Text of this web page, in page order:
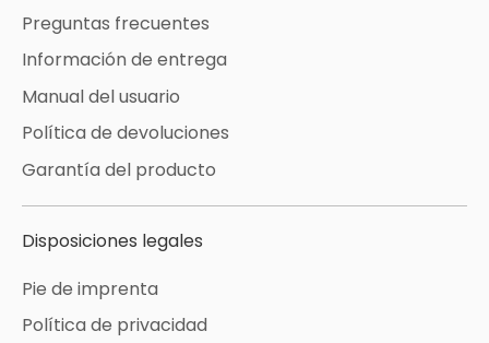
Preguntas frecuentes
Información de entrega
Manual del usuario
Política de devoluciones
Garantía del producto
Disposiciones legales
Pie de imprenta
Política de privacidad